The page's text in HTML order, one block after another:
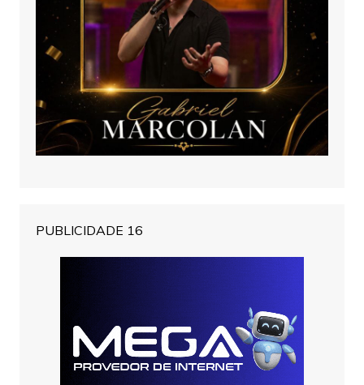
PUBLICIDADE 16